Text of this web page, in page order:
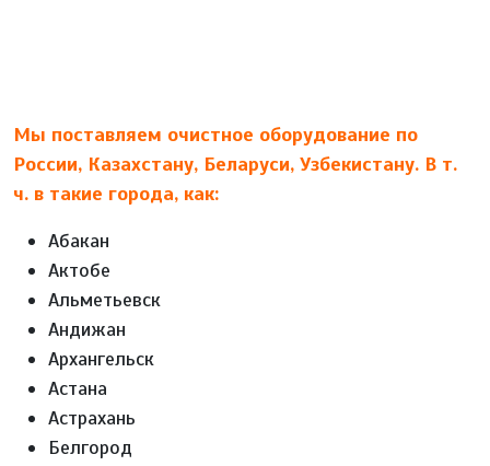
Мы поставляем очистное оборудование по
России, Казахстану, Беларуси, Узбекистану. В т.
ч. в такие города, как:
Абакан
Актобе
Альметьевск
Андижан
Архангельск
Астана
Астрахань
Белгород